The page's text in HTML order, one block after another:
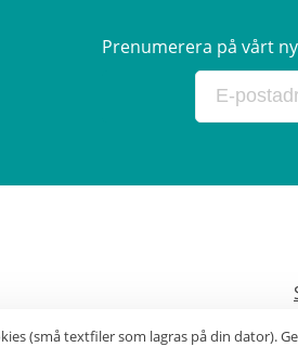
Prenumerera på vårt
(små textfiler som lagras på din dator).